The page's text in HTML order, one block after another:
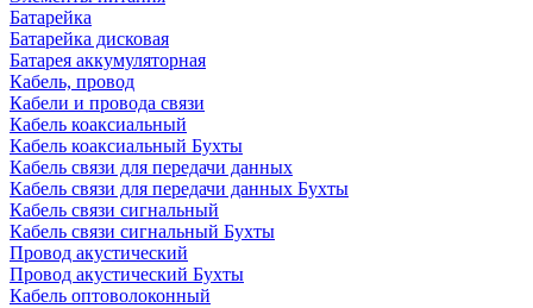
Батарейка
Батарейка дисковая
Батарея аккумуляторная
Кабель, провод
Кабели и провода связи
Кабель коаксиальный
Кабель коаксиальный Бухты
Кабель связи для передачи данных
Кабель связи для передачи данных Бухты
Кабель связи сигнальный
Кабель связи сигнальный Бухты
Провод акустический
Провод акустический Бухты
Кабель оптоволоконный